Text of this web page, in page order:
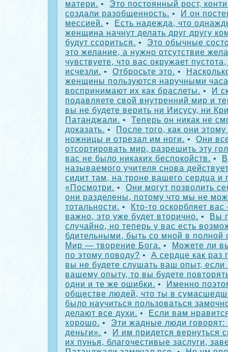
матери. • Это постоянный рост,
создали разобщенность. • И он
мессией. • Есть надежда, что
женщина начнут делать друг другу
будут ссориться. • Это обычные
это желание, а нужно отсутствие
чувствуете, что вас окружает
исчезли. • Отбросьте это. •
женщины пользуются наручными
воспринимают их как браслеты. • И
подавляете свой внутренний мир и
вы не будете верить ни Иисусу, ни
Патанджали. • Теперь он никак не
доказать. • После того, как они
ножницы и отрезал им ноги. • Они
отсортировать мир, разрешить эту
вас не было никаких беспокойств. •
называемого учителя снова
сидит там, на троне вашего сердца и
«Посмотри. • Они могут позволить
они разделены, потому что мы не
тотальности. • Кто-то оскорбляет
важно, это уже будет вторично. • Вы
случайно, но теперь у вас есть
бдительными, быть со мной в полной
Мир — творение Бога. • Можете ли
по этому поводу? • А сердце как раз
вы не будете слушать ваш опыт, если
вашему опыту, то вы будете
одни и те же ошибки. • Именно
обществе людей, что ты в
было научиться пользоваться
делают все духи. • Если вам
хорошо. • Эти жадные люди
деньги». • И им придется вернуться
их пунья, благочестивые заслуги,